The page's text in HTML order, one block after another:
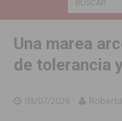
Una marea
de tolerancia
03/07/2026 Roberto